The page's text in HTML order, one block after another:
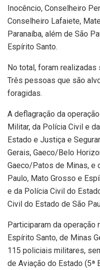
Inocêncio, Conselheiro
Conselheiro Lafaiete,
Paranaíba, além de São
Espírito Santo.
No total, foram
Três pessoas que são
foragidas.
A deflagração da
Militar, da Polícia Civil e
Estado e Justiça e
Gerais, Gaeco/Belo
Gaeco/Patos de Minas, e
Paulo, Mato Grosso e
e da Polícia Civil do
Civil do Estado de São
Participaram da
Espírito Santo, de Minas
115 policiais militares,
de Aviação do Estado (5ª